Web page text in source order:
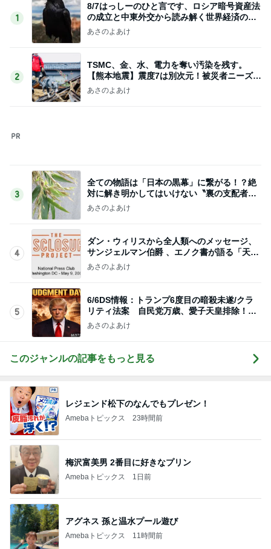
3
全ての物語は「日本の黒幕」に繋がる！？絶
対に解き明かしてはいけない〝裏の支配者〟
の謎を徹底解剖
あさのよあけ
4
ダン・ウィリスから全人類へのメッセージ、
サンジェルマン伯爵 、エノク書が語る「天
蓋」の向こう
あさのよあけ
5
このジャンルの記事をもっと見る
レジェンド松下のなんでもプレゼン！
Amebaトピックス 23時間前
梅沢富美男 2番目に好きなプリン
Amebaトピックス 1日前
Amebaトピックス 11時間前
切らしてはいけない我が家の常備品
Amebaトピックス 1日前
販売場所で内容が違うハッピーバッグ
Amebaトピックス 1日前